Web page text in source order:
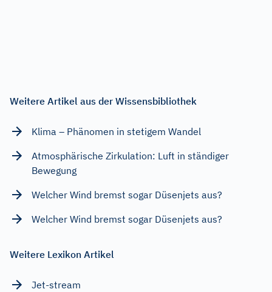
Weitere Artikel aus der Wissensbibliothek
Klima – Phänomen in stetigem Wandel
Atmosphärische Zirkulation: Luft in ständiger
Bewegung
Welcher Wind bremst sogar Düsenjets aus?
Welcher Wind bremst sogar Düsenjets aus?
Weitere Lexikon Artikel
Jet-stream